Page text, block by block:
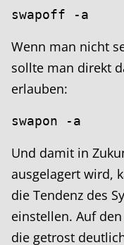
swapoff -a
Wenn man nicht
sollte man direkt
erlauben:
swapon -a
Und damit in
ausgelagert wird,
die Tendenz des
einstellen. Auf
die getrost